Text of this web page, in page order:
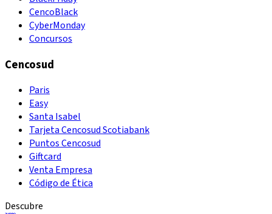
CencoBlack
CyberMonday
Concursos
Cencosud
Paris
Easy
Santa Isabel
Tarjeta Cencosud Scotiabank
Puntos Cencosud
Giftcard
Venta Empresa
Código de Ética
Descubre